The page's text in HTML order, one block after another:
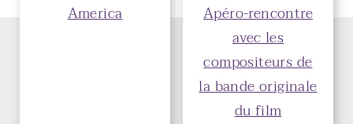
America
Apéro-rencontre
avec les
compositeurs de
la bande originale
du film